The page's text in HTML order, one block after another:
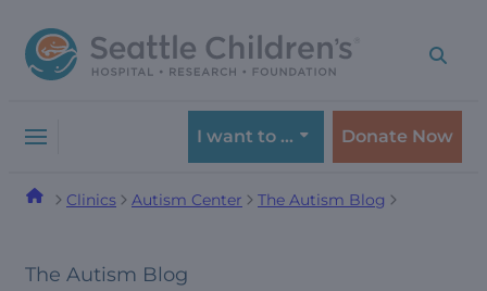
to
navigation
to
content
I want to … Donate Now
Clinics Autism Center The Autism Blog
The Autism Blog